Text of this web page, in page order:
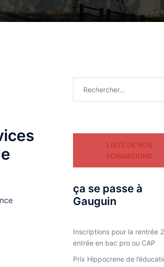
LISTE DE NOS
FORMATIONS
ça se passe à
Gauguin
Inscriptions pour la rentrée
entrée en bac pro ou CAP
Prix Hippocrene de